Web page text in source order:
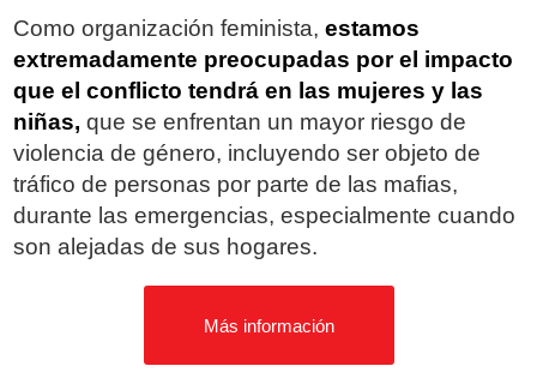
Como organización feminista,estamos
extremadamente preocupadas por el impacto
que el conflicto tendrá en las mujeres y las
niñas, que se enfrentan un mayor riesgo de
violencia de género, incluyendo ser objeto de
tráfico de personas por parte de las mafias,
durante las emergencias, especialmente cuando
son alejadas de sus hogares.
Más información